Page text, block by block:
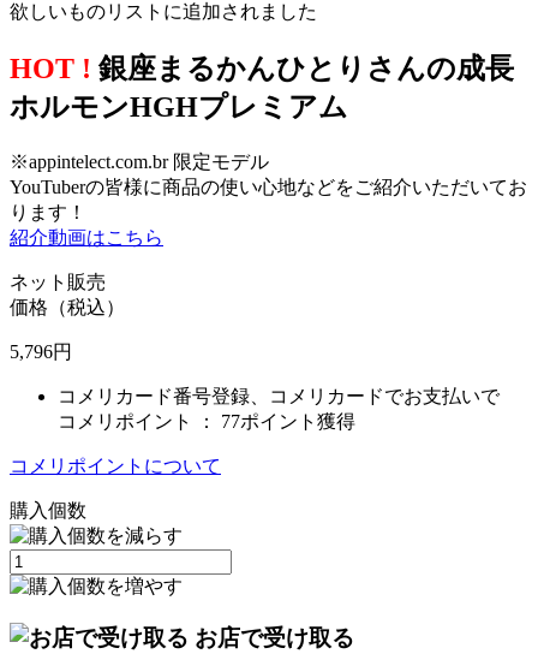
欲しいものリストに追加されました
HOT ! 銀座まるかんひとりさんの成長
ホルモンHGHプレミアム
※appintelect.com.br 限定モデル
YouTuberの皆様に商品の使い心地などをご紹介いただいてお
ります！
紹介動画はこちら
ネット販売
価格（税込）
5,796円
コメリカード番号登録、コメリカードでお支払いで
コメリポイント ： 77ポイント獲得
コメリポイントについて
購入個数
お店で受け取る